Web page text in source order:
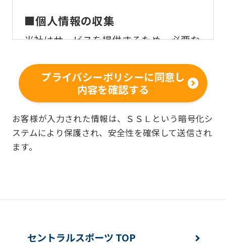
■個人情報の収集
当社はサービスを提供するため、必要な
客様の個人情報を収集いたします。
■個人情報の利用
お客様からお預かりした個人情報は、以
下の目的で使用させて頂きます。また、
違法または不当な行為を助長し、または
ご利用上の諸連絡や利用状況の確認の
プライバシーポリシーに同意し
内容を確認する
お客様が入力された情報は、ＳＳＬという暗号化シ
ステムにより保護され、安全性を確保して送信され
ます。
セントラルスポーツ TOP